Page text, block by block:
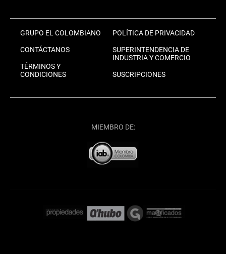
GRUPO EL COLOMBIANO
CONTÁCTANOS
TÉRMINOS Y
CONDICIONES
POLÍTICA DE PRIVACIDAD
SUPERINTENDENCIA DE
INDUSTRIA Y COMERCIO
SUSCRIPCIONES
MIEMBRO DE: